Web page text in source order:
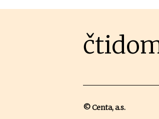
© Centa, a.s.